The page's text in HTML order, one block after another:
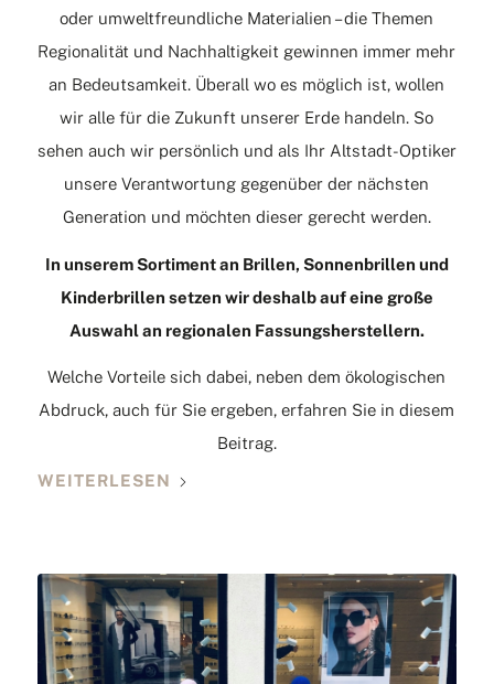
oder umweltfreundliche Materialien – die Themen
Regionalität und Nachhaltigkeit gewinnen immer mehr
an Bedeutsamkeit. Überall wo es möglich ist, wollen
wir alle für die Zukunft unserer Erde handeln. So
sehen auch wir persönlich und als Ihr Altstadt-Optiker
unsere Verantwortung gegenüber der nächsten
Generation und möchten dieser gerecht werden.
In unserem Sortiment an Brillen, Sonnenbrillen und
Kinderbrillen setzen wir deshalb auf eine große
Auswahl an regionalen Fassungsherstellern.
Welche Vorteile sich dabei, neben dem ökologischen
Abdruck, auch für Sie ergeben, erfahren Sie in diesem
Beitrag.
WEITERLESEN